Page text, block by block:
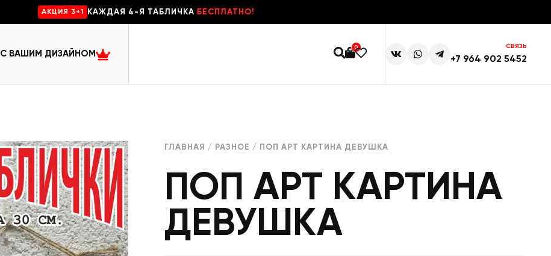
AKЦИЯ 3+1 КАЖДАЯ 4-Я ТАБЛИЧКА БЕСПЛАТНО!
С ВАШИМ ДИЗАЙНОМ
0 СВЯЗЬ
+7 964 902 5452
ГЛАВНАЯ / РАЗНОЕ / ПОП АРТ КАРТИНА ДЕВУШКА
ПОП АРТ КАРТИНА
ДЕВУШКА